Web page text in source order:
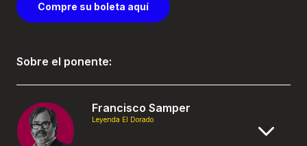
Compre su boleta aquí
Sobre el ponente:
Francisco Samper
Leyenda El Dorado